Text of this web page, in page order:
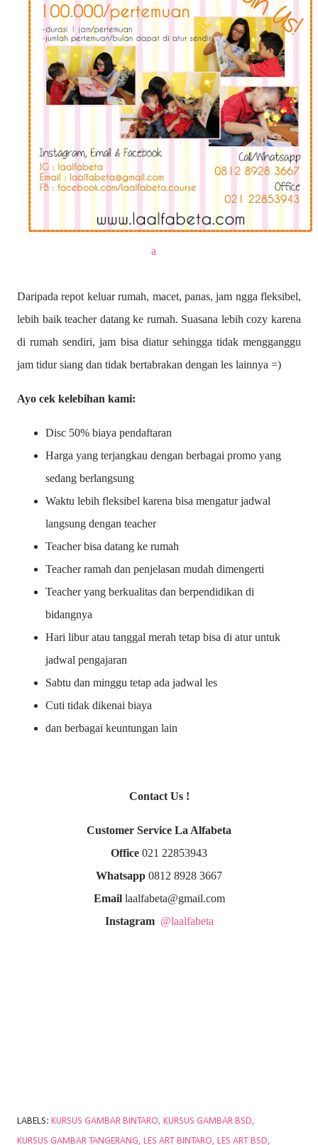
a
Daripada repot keluar rumah, macet, panas, jam ngga fleksibel,
lebih baik teacher datang ke rumah. Suasana lebih cozy karena
di rumah sendiri, jam bisa diatur sehingga tidak mengganggu
jam tidur siang dan tidak bertabrakan dengan les lainnya =)
Ayo cek kelebihan kami:
Disc 50% biaya pendaftaran
Harga yang terjangkau dengan berbagai promo yang
sedang berlangsung
Waktu lebih fleksibel karena bisa mengatur jadwal
langsung dengan teacher
Teacher bisa datang ke rumah
Teacher ramah dan penjelasan mudah dimengerti
Teacher yang berkualitas dan berpendidikan di
bidangnya
Hari libur atau tanggal merah tetap bisa di atur untuk
jadwal pengajaran
Sabtu dan minggu tetap ada jadwal les
Cuti tidak dikenai biaya
dan berbagai keuntungan lain
Contact Us !
Customer Service La Alfabeta
Office 021 22853943
Whatsapp 0812 8928 3667
Emaillaalfabeta@gmail.com
Instagram @laalfabeta
LABELS: KURSUS GAMBAR BINTARO
KURSUS GAMBAR BSD
KURSUS GAMBAR TANGERANG
LES ART BINTARO LES ART BSD